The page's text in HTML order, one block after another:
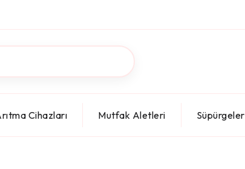
Cihazları Mutfak Aletleri Süpürgeler